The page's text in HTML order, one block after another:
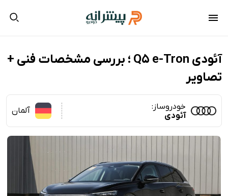
آئودی Q5 e-Tron ؛ بررسی مشخصات فنی +
تصاویر
خودروساز:
آئودی
آلمان